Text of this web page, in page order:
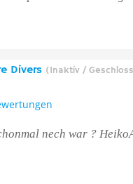
Divers (Inaktiv /
nech war ?